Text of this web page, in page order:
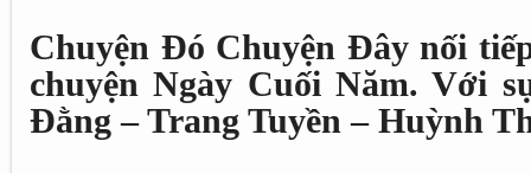
Chuyện Đó Chuyện Đây nối
chuyện Ngày Cuối Năm. Với
Đằng – Trang Tuyền – Huỳnh